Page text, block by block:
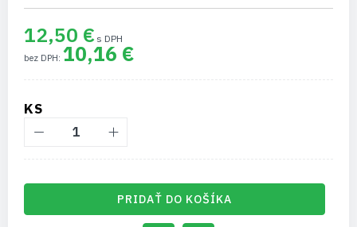
12,50 €
10,16 €
KS
PRIDAŤ DO KOŠÍKA